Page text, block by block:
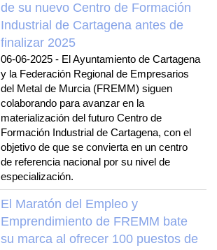
de su nuevo Centro de Formación
Industrial de Cartagena antes de
finalizar 2025
06-06-2025 - El Ayuntamiento de Cartagena
y la Federación Regional de Empresarios
del Metal de Murcia (FREMM) siguen
colaborando para avanzar en la
materialización del futuro Centro de
Formación Industrial de Cartagena, con el
objetivo de que se convierta en un centro
de referencia nacional por su nivel de
especialización.
El Maratón del Empleo y
Emprendimiento de FREMM bate
su marca al ofrecer 100 puestos de